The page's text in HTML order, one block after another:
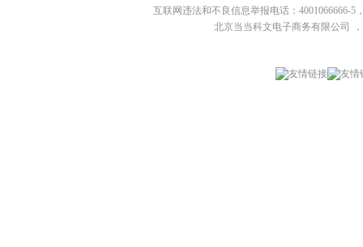
互联网违法和不良信息举报电话：4001066666-5
北京当当科文电子商务有限公司